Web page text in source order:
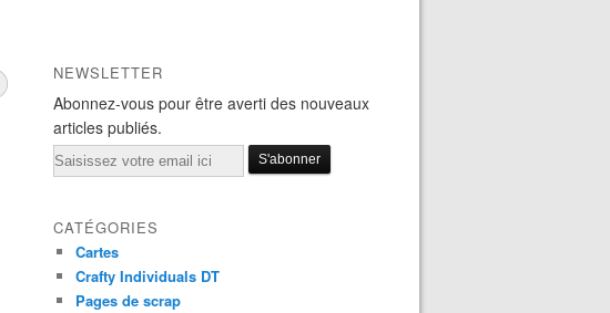
NEWSLETTER
Abonnez-vous pour être averti des nouveaux
articles publiés.
Email
CATÉGORIES
Cartes
Crafty Individuals DT
Pages de scrap